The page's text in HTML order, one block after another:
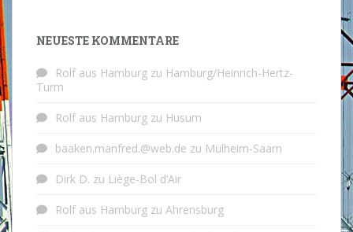
NEUESTE KOMMENTARE
Rolf aus Hamburg zu Hamburg/Heinrich-Hertz-
Turm
Rolf aus Hamburg zu Husum
baaken.manfred.@web.de zu Mülheim-Saarn
Dirk D. zu Liège-Bol d’Air
Rolf aus Hamburg zu Ahrensburg